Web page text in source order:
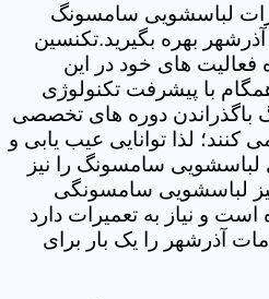
لباسشویی سامسونگ
بهره بگیرید.تکنسین
های خود در این
با پیشرفت تکنولوژی
دوره های تخصصی
لذا توانایی عیب یابی و
لباسشویی سامسونگ را نیز
لباسشویی سامسونگی
و نیاز به تعمیرات دارد
آذرشهر را یک بار برای